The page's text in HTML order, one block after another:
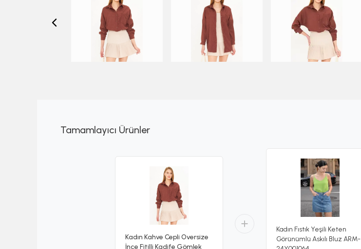
Tamamlayıcı Ürünler
Kadın Kahve Cepli Oversize
İnce Fitilli Kadife Gömlek
Kadın Fıstık Yeşili Keten
Görünümlü Askılı Bluz ARM-